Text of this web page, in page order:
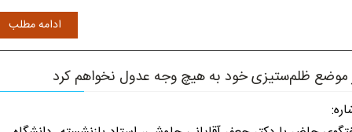
ادامه مطلب
موضع ظلم‌ستیزی خود به هیچ وجه عدول نخواهم کرد